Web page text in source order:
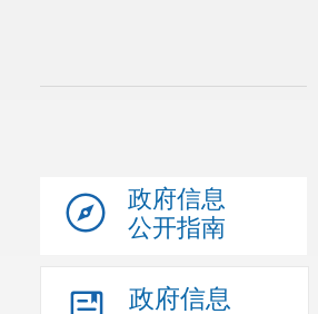
政府信息
公开指南
政府信息